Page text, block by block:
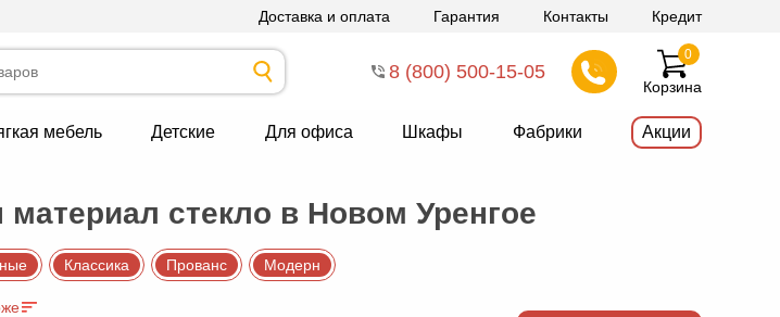
Доставка и оплата Гарантия Контакты Кредит
8 (800) 500-15-05
Корзина
0
мебель Детские Для офиса Шкафы Фабрики Акции
стекло в Новом Уренгое
Классика Прованс Модерн